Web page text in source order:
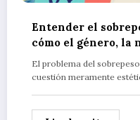
Entender el
cómo el género, la
comportamiento
cuerpo
El problema del
cuestión meramente